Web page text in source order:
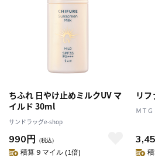
ちふれ 日やけ止めミルクUV マ
イルド 30ml
サンドラッグe-shop
990円 （税込）
積算 9 マイル (1倍)
リフ
ＭＴＧ